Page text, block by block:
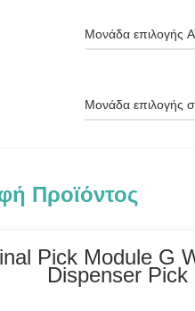
Μονάδα επιλογής
Μονάδα επιλογής
Προϊόντος
Pick Module G
Dispenser